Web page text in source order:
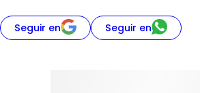
Seguir en Seguir en